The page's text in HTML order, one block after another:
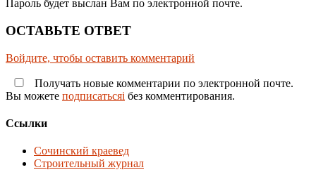
Пароль будет выслан Вам по электронной почте.
ОСТАВЬТЕ ОТВЕТ
Войдите, чтобы оставить комментарий
Получать новые комментарии по электронной почте.
Вы можете подписатьсяi без комментирования.
Ссылки
Сочинский краевед
Строительный журнал